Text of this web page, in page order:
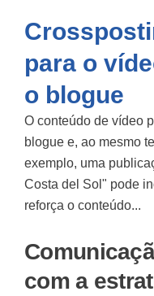
para o
o blogue
O conteúdo de vídeo
blogue e, ao mesmo
exemplo, uma
Costa del Sol" pode
reforça o conteúdo...
com a